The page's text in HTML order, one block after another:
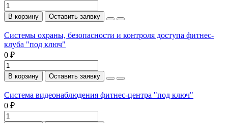
В корзину Оставить заявку
Системы охраны, безопасности и контроля доступа фитнес-
клуба "под ключ"
0 ₽
В корзину Оставить заявку
Система видеонаблюдения фитнес-центра "под ключ"
0 ₽